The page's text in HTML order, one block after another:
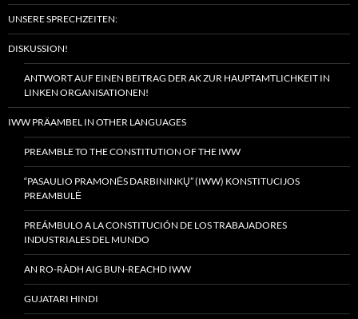
UNSERE SPRECHZEITEN:
DISKUSSION!
ANTWORT AUF EINEN BEITRAG DER AK ZUR HAUPTAMTLICHKEIT IN
LINKEN ORGANISATIONEN!
IWW PRÄAMBEL IN OTHER LANGUAGES
PREAMBLE TO THE CONSTITUTION OF THE IWW
“PASAULIO PRAMONĖS DARBININKŲ” (IWW) KONSTITUCIJOS
PREAMBULĖ
PREÁMBULO A LA CONSTITUCIÓN DE LOS TRABAJADORES
INDUSTRIALES DEL MUNDO
AN RO-RÀDH AIG BUN-REACHD IWW
GUJATARI HINDI